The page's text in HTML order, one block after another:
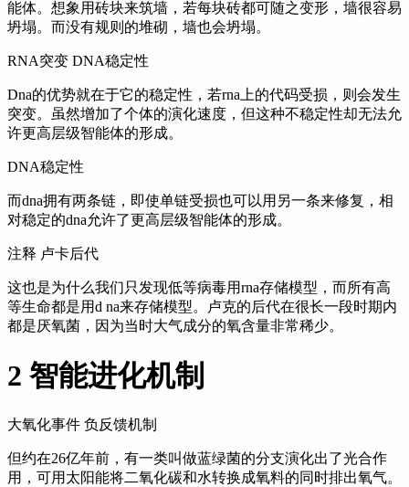
能体。 想象用砖块来筑墙， 若每块砖都可随之变形， 墙很容易
坍塌。 而没有规则的堆砌， 墙也会坍塌。
RNA突变 DNA稳定性
Dna的优势就在于它的稳定性， 若rna上的代码受损， 则会发生
突变。
虽然增加了个体的演化速度， 但这种不稳定性却无法允
许更高层级智能体的形成。
DNA稳定性
而dna拥有两条链， 即使单链受损也可以用另一条来修复， 相
对稳定的dna允许了更高层级智能体的形成。
注释 卢卡后代
这也是为什么我们只发现低等病毒用rna存储模型， 而所有高
等生命都是用d na来存储模型。
卢克的后代在很长一段时期内
都是厌氧菌， 因为当时大气成分的氧含量非常稀少。
2 智能进化机制
大氧化事件 负反馈机制
但约在26亿年前， 有一类叫做蓝绿菌的分支演化出了光合作
用， 可用太阳能将二氧化碳和水转换成氧料的同时排出氧气。